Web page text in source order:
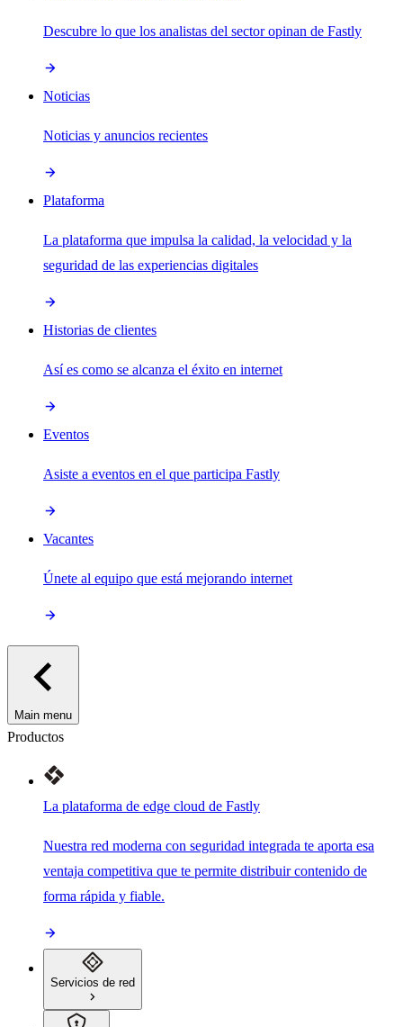
Descubre lo que los analistas del sector opinan de Fastly
Noticias
Noticias y anuncios recientes
Plataforma
La plataforma que impulsa la calidad, la velocidad y la
seguridad de las experiencias digitales
Historias de clientes
Así es como se alcanza el éxito en internet
Eventos
Asiste a eventos en el que participa Fastly
Vacantes
Únete al equipo que está mejorando internet
Main menu
Productos
La plataforma de edge cloud de Fastly
Nuestra red moderna con seguridad integrada te aporta esa
ventaja competitiva que te permite distribuir contenido de
forma rápida y fiable.
Servicios de red